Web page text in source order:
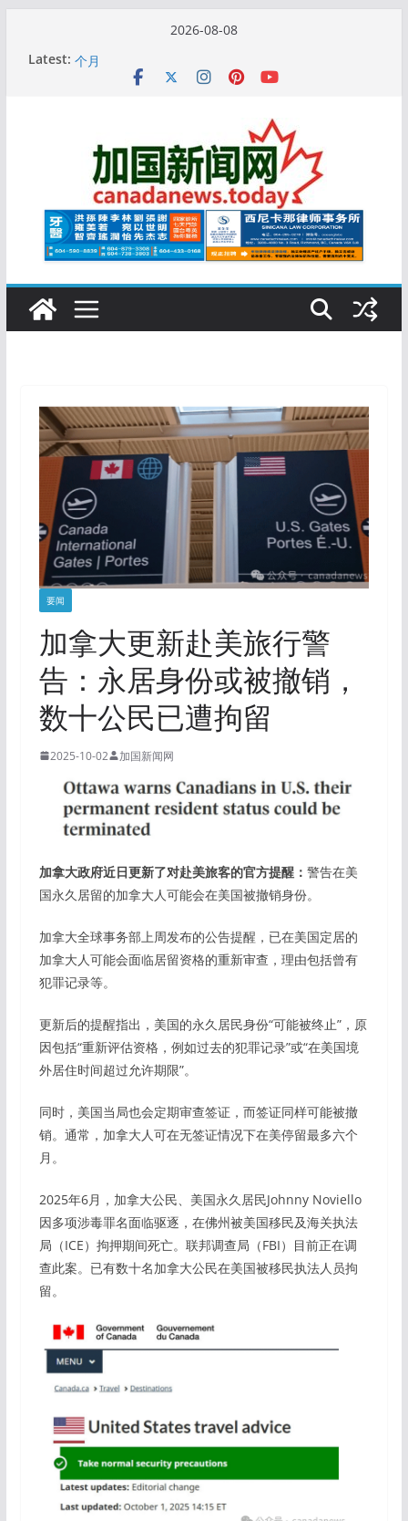
2026-08-08
Latest: 10万人排队入籍加拿大！美占一半，现在申请要等19
特鲁多半裸与水果姐海滩激吻! 热恋一年感情持续升温
更多名校恢复SAT 考试，新学年大学申请开跑7个大不
要闻
加拿大更新赴美旅行警
告：永居身份或被撤销，
数十公民已遭拘留
2025-10-02 加国新闻网
加拿大政府近日更新了对赴美旅客的官方提醒： 警告在美
国永久居留的加拿大人可能会在美国被撤销身份。
加拿大全球事务部上周发布的公告提醒，已在美国定居的
加拿大人可能会面临居留资格的重新审查，理由包括曾有
犯罪记录等。
更新后的提醒指出，美国的永久居民身份“可能被终止”，原
因包括“重新评估资格，例如过去的犯罪记录”或“在美国境
外居住时间超过允许期限”。
同时，美国当局也会定期审查签证，而签证同样可能被撤
销。通常，加拿大人可在无签证情况下在美停留最多六个
月。
2025年6月，加拿大公民、美国永久居民Johnny Noviello
因多项涉毒罪名面临驱逐，在佛州被美国移民及海关执法
局（ICE）拘押期间死亡。联邦调查局（FBI）目前正在调
查此案。已有数十名加拿大公民在美国被移民执法人员拘
留。